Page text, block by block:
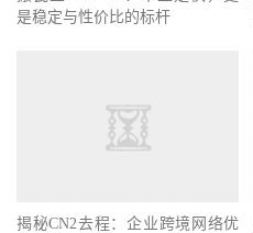
是稳定与性价比的标杆
揭秘CN2去程：企业跨境网络优